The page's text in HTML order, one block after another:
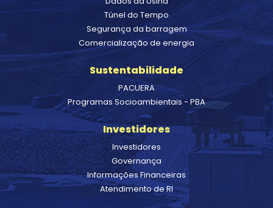
Túnel do Tempo
Segurança da barragem
Comercialização de energia
Sustentabilidade
PACUERA
Programas Socioambientais - PBA
Investidores
Investidores
Governança
Informações Financeiras
Atendimento de RI